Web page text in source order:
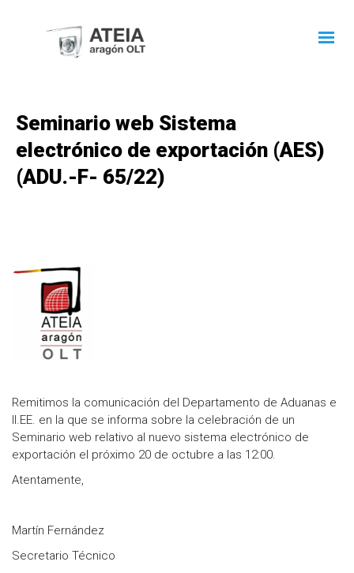
Seminario web Sistema
electrónico de exportación (AES)
(ADU.-F- 65/22)
Remitimos la comunicación del Departamento de Aduanas e
II.EE. en la que se informa sobre la celebración de un
Seminario web relativo al nuevo sistema electrónico de
exportación el próximo 20 de octubre a las 12:00.
Atentamente,
Martín Fernández
Secretario Técnico